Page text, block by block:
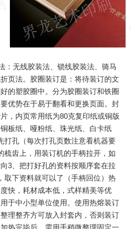
：无线胶装法、锁线胶装法、骑马
页法。胶圈装订是：将待装订的文
的塑胶圈中。分为胶圈装订和铁圈
优势在于易于翻看和更换页面。封
，内页常用纸为80克复印纸或铜版
板纸、哑粉纸、珠光纸、白卡纸
打孔（每次打孔页数注意看机器要
梳齿上，用装订机的手柄拉开，如
3、把打好孔的资料按顺序套在拉
取下资料就可以了（手柄回位）热
快，耗材成本低，式样精美等优
于中小型单位使用。使用热熔装订
理整齐方可放入封套内，否则装订
热完毕后，需用手稍微整理固定一